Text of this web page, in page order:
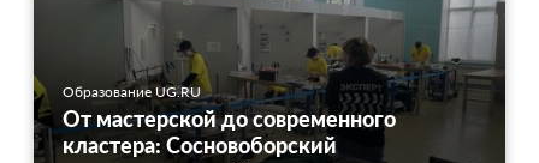
Образование UG.RU
От мастерской до современного
кластера: Сосновоборский